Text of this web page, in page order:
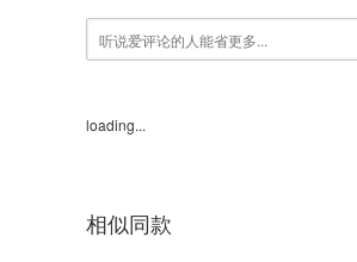
loading...
相似同款